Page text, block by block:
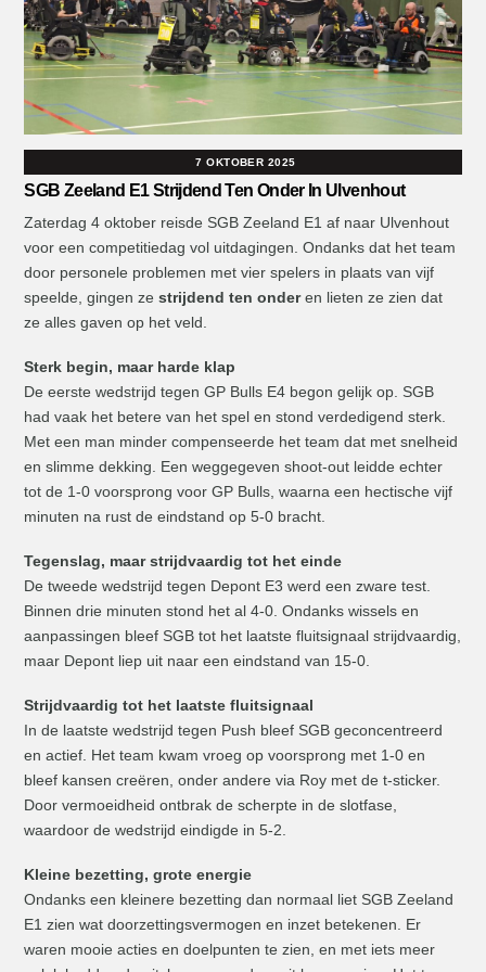
7 OKTOBER 2025
SGB Zeeland E1 Strijdend Ten Onder In Ulvenhout
Zaterdag 4 oktober reisde SGB Zeeland E1 af naar Ulvenhout
voor een competitiedag vol uitdagingen. Ondanks dat het team
door personele problemen met vier spelers in plaats van vijf
speelde, gingen zestrijdend ten onderen lieten ze zien dat
ze alles gaven op het veld.
Sterk begin, maar harde klap
De eerste wedstrijd tegen GP Bulls E4 begon gelijk op. SGB
had vaak het betere van het spel en stond verdedigend sterk.
Met een man minder compenseerde het team dat met snelheid
en slimme dekking. Een weggegeven shoot-out leidde echter
tot de 1-0 voorsprong voor GP Bulls, waarna een hectische vijf
minuten na rust de eindstand op 5-0 bracht.
Tegenslag, maar strijdvaardig tot het einde
De tweede wedstrijd tegen Depont E3 werd een zware test.
Binnen drie minuten stond het al 4-0. Ondanks wissels en
aanpassingen bleef SGB tot het laatste fluitsignaal strijdvaardig,
maar Depont liep uit naar een eindstand van 15-0.
Strijdvaardig tot het laatste fluitsignaal
In de laatste wedstrijd tegen Push bleef SGB geconcentreerd
en actief. Het team kwam vroeg op voorsprong met 1-0 en
bleef kansen creëren, onder andere via Roy met de t-sticker.
Door vermoeidheid ontbrak de scherpte in de slotfase,
waardoor de wedstrijd eindigde in 5-2.
Kleine bezetting, grote energie
Ondanks een kleinere bezetting dan normaal liet SGB Zeeland
E1 zien wat doorzettingsvermogen en inzet betekenen. Er
waren mooie acties en doelpunten te zien, en met iets meer